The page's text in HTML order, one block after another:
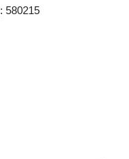
: 580215